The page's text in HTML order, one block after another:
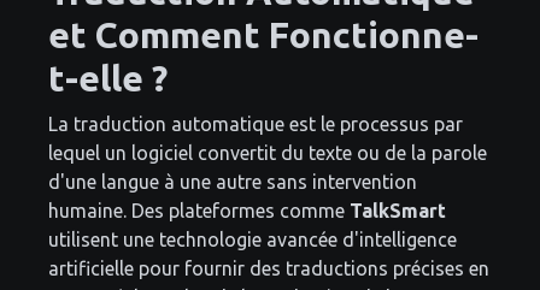
et Comment Fonctionne-
t-elle ?
La traduction automatique est le processus par
lequel un logiciel convertit du texte ou de la parole
d'une langue à une autre sans intervention
humaine. Des plateformes comme TalkSmart
utilisent une technologie avancée d'intelligence
artificielle pour fournir des traductions précises en